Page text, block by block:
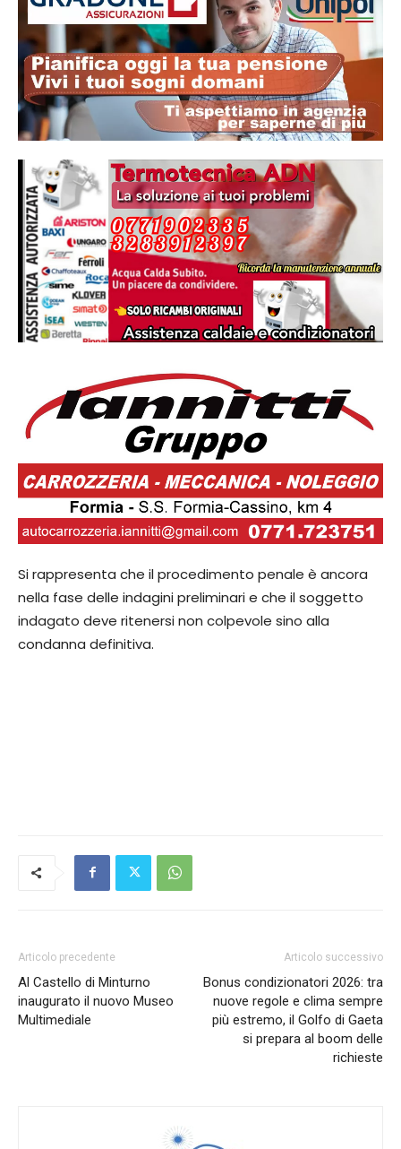
Si rappresenta che il procedimento penale è ancora
nella fase delle indagini preliminari e che il soggetto
indagato deve ritenersi non colpevole sino alla
condanna definitiva.
Articolo precedente
Al Castello di Minturno
inaugurato il nuovo Museo
Multimediale
Articolo successivo
Bonus condizionatori 2026: tra
nuove regole e clima sempre
più estremo, il Golfo di Gaeta
si prepara al boom delle
richieste